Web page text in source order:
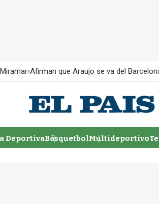
Afirman que Araujo se va del
DeportivaBásquetbolMultideportivo